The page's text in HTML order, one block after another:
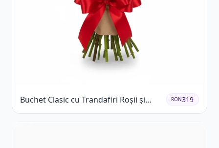
Buchet Clasic cu Trandafiri Roșii și
Gypsophila
RON319